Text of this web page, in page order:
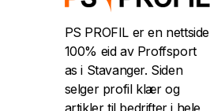
PS PROFIL er en nettside
100% eid av Proffsport
as i Stavanger. Siden
selger profil klær og